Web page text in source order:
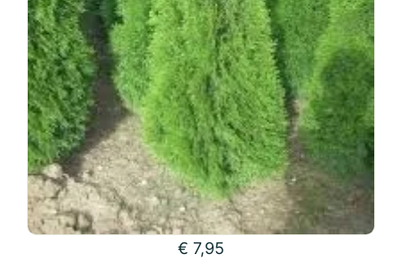
€ 7,95